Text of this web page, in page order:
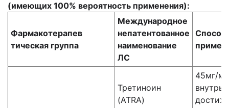
(имеющих 100% вероятность применения):
Фармакотерапев
тическая группа
Международное
непатентованное
наименование
ЛС
Способ
Третиноин
(ATRA)
45мг/м
внутрь